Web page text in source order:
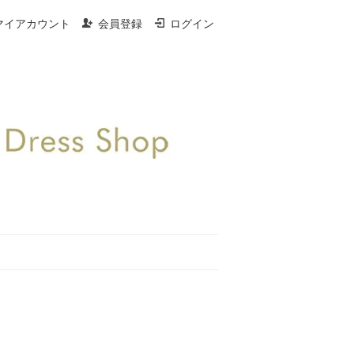
イアカウント 会員登録 ログイン